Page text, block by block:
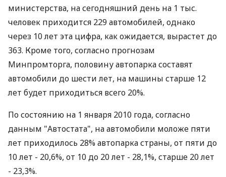
министерства, на сегодняшний день на 1 тыс.
человек приходится 229 автомобилей, однако
через 10 лет эта цифра, как ожидается, вырастет до
363. Кроме того, согласно прогнозам
Минпромторга, половину автопарка составят
автомобили до шести лет, на машины старше 12
лет будет приходиться всего 20%.
По состоянию на 1 января 2010 года, согласно
данным "Автостата", на автомобили моложе пяти
лет приходилось 28% автопарка страны, от пяти до
10 лет - 20,6%, от 10 до 20 лет - 28,1%, старше 20 лет
- 23,3%.